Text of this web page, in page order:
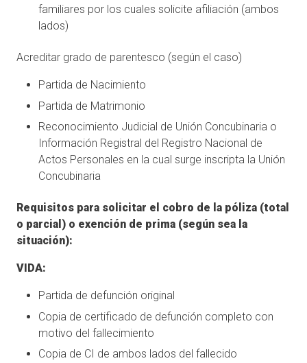
familiares por los cuales solicite afiliación (ambos
lados)
Acreditar grado de parentesco (según el caso)
Partida de Nacimiento
Partida de Matrimonio
Reconocimiento Judicial de Unión Concubinaria o
Información Registral del Registro Nacional de
Actos Personales en la cual surge inscripta la Unión
Concubinaria
Requisitos para solicitar el cobro de la póliza (total
o parcial) o exención de prima (según sea la
situación):
VIDA:
Partida de defunción original
Copia de certificado de defunción completo con
motivo del fallecimiento
Copia de CI de ambos lados del fallecido